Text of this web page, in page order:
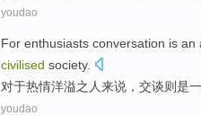
youdao
For enthusiasts conversation is an
civilised society.
对于热情洋溢之人来说， 交谈则是一
youdao